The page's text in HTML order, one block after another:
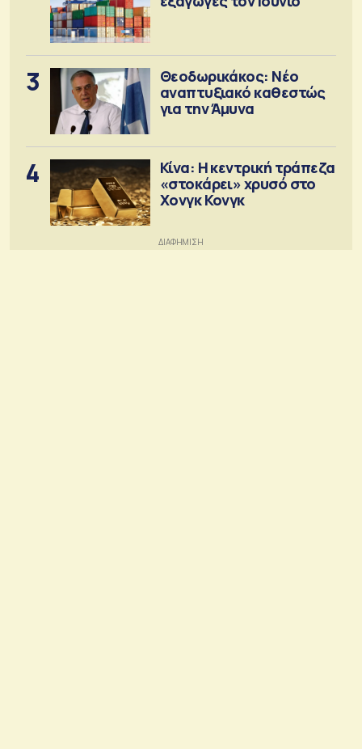
3
Θεοδωρικάκος: Νέο
αναπτυξιακό καθεστώς
για την Άμυνα
4
Κίνα: Η κεντρική τράπεζα
«στοκάρει» χρυσό στο
Χονγκ Κονγκ